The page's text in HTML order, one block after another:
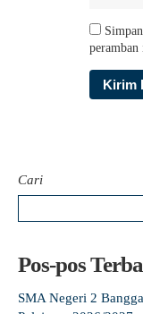
Cari
Pos-pos
SMA Negeri 2